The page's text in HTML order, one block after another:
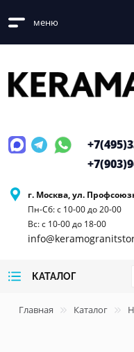
меню
г. Москва, ул.
Пн-Сб: с 10-00 до 20-00
Вс: с 10-00 до 18-00
+7(495)
+7(903)
КАТАЛОГ
Главная Каталог